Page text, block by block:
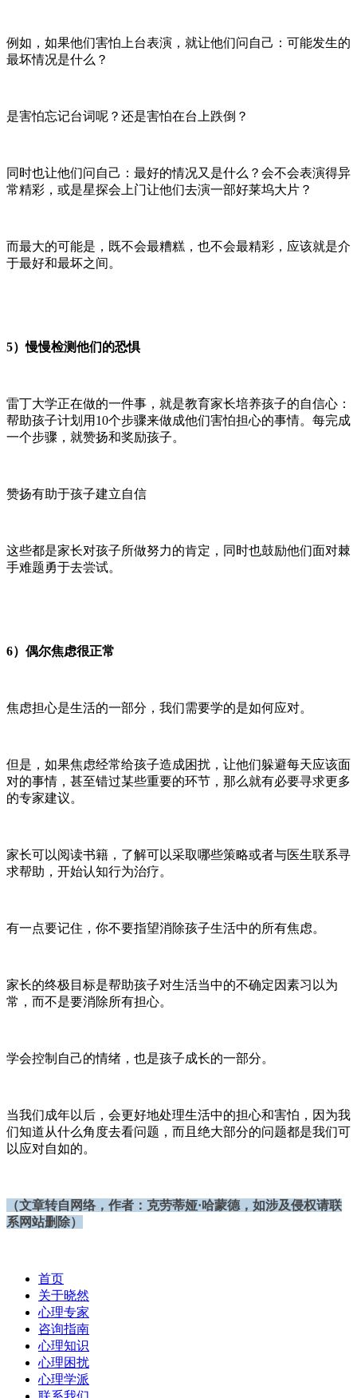
例如，如果他们害怕上台表演，就让他们问自己：可能发生的
最坏情况是什么？
是害怕忘记台词呢？还是害怕在台上跌倒？
同时也让他们问自己：最好的情况又是什么？会不会表演得异
常精彩，或是星探会上门让他们去演一部好莱坞大片？
而最大的可能是，既不会最糟糕，也不会最精彩，应该就是介
于最好和最坏之间。
5）慢慢检测他们的恐惧
雷丁大学正在做的一件事，就是教育家长培养孩子的自信心：
帮助孩子计划用 10个步骤来做成他们害怕担心的事情。每完成
一个步骤，就赞扬和奖励孩子。
赞扬有助于孩子建立自信
这些都是家长对孩子所做努力的肯定，同时也鼓励他们面对棘
手难题勇于去尝试。
6）偶尔焦虑很正常
焦虑担心是生活的一部分，我们需要学的是如何应对。
但是，如果焦虑经常给孩子造成困扰，让他们躲避每天应该面
对的事情，甚至错过某些重要的环节，那么就有必要寻求更多
的专家建议。
家长可以阅读书籍，了解可以采取哪些策略或者与医生联系寻
求帮助，开始认知行为治疗。
有一点要记住，你不要指望消除孩子生活中的所有焦虑。
家长的终极目标是帮助孩子对生活当中的不确定因素习以为
常，而不是要消除所有担心。
学会控制自己的情绪，也是孩子成长的一部分。
当我们成年以后，会更好地处理生活中的担心和害怕，因为我
们知道从什么角度去看问题，而且绝大部分的问题都是我们可
以应对自如的。
（文章转自网络，作者： 克劳蒂娅·哈蒙德，如涉及侵权请联
系网站删除）
首页
关于晓然
心理专家
咨询指南
心理知识
心理困扰
心理学派